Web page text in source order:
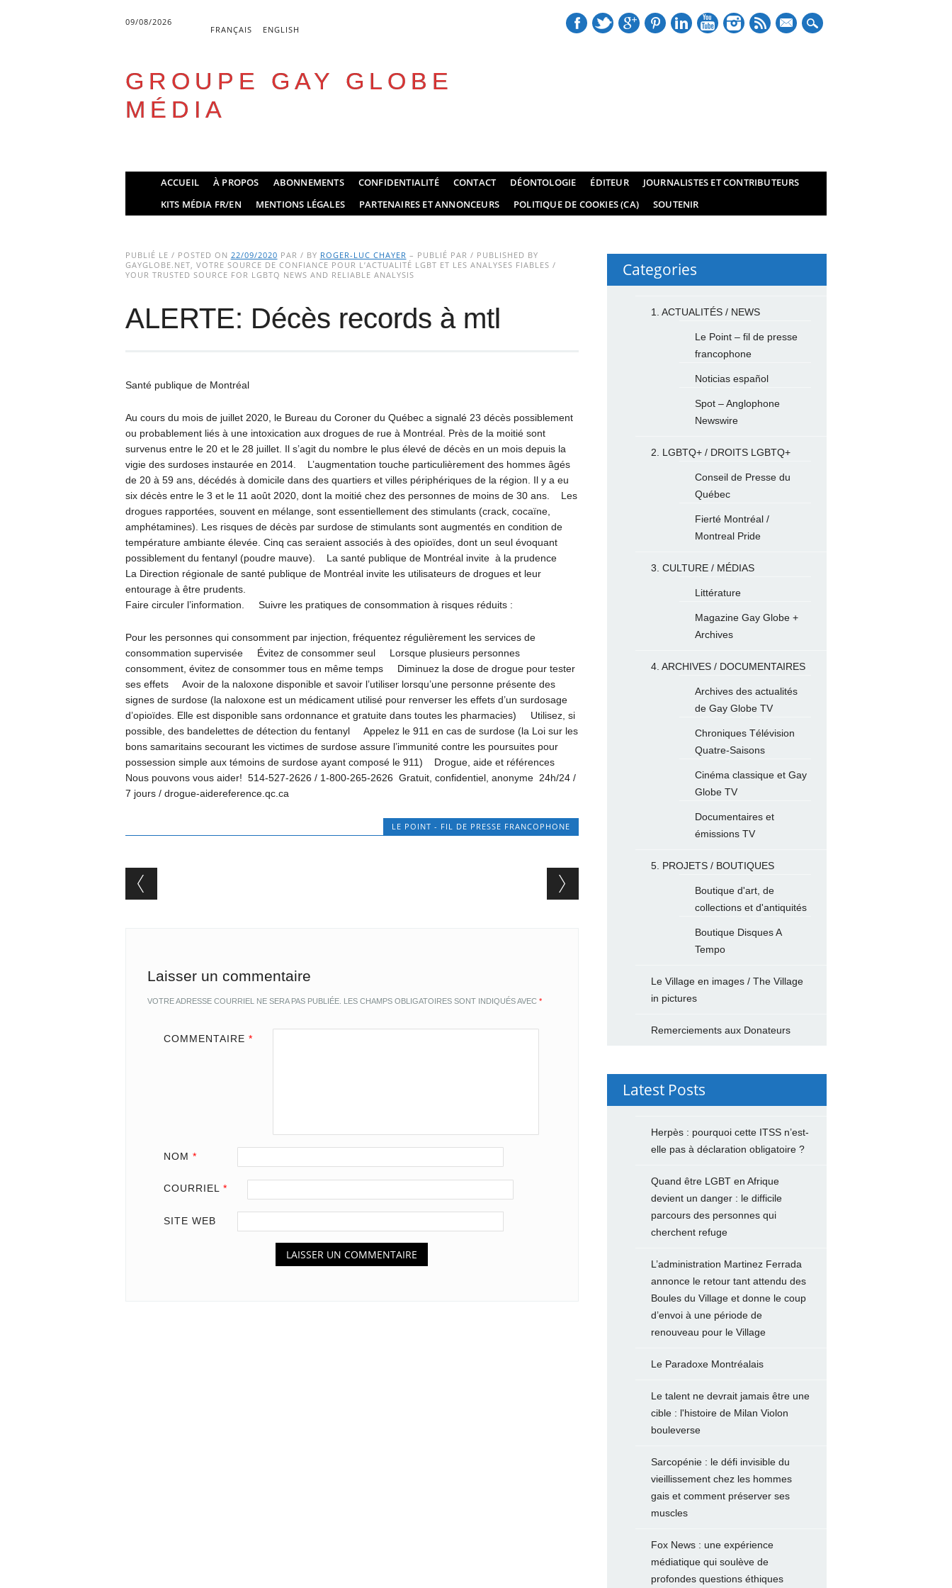
09/08/2026
FRANÇAIS ENGLISH
mail
GROUPE GAY GLOBE
MÉDIA
Main menu
ACCUEIL À PROPOS ABONNEMENTS CONFIDENTIALITÉ CONTACT DÉONTOLOGIE ÉDITEUR
JOURNALISTES ET CONTRIBUTEURS
KITS MÉDIA FR/EN
MENTIONS LÉGALES PARTENAIRES ET ANNONCEURS POLITIQUE DE COOKIES (CA) SOUTENIR
PUBLIÉ LE / POSTED ON 22/09/2020 PAR / BY ROGER-LUC CHAYER – PUBLIÉ PAR / PUBLISHED BY
GAYGLOBE.NET, VOTRE SOURCE DE CONFIANCE POUR L’ACTUALITÉ LGBT ET LES ANALYSES FIABLES /
YOUR TRUSTED SOURCE FOR LGBTQ NEWS AND RELIABLE ANALYSIS
ALERTE: Décès records à mtl
Santé publique de Montréal
Au cours du mois de juillet 2020, le Bureau du Coroner du Québec a signalé 23 décès possiblement
ou probablement liés à une intoxication aux drogues de rue à Montréal. Près de la moitié sont
survenus entre le 20 et le 28 juillet. Il s’agit du nombre le plus élevé de décès en un mois depuis la
vigie des surdoses instaurée en 2014. L’augmentation touche particulièrement des hommes âgés
de 20 à 59 ans, décédés à domicile dans des quartiers et villes périphériques de la région. Il y a eu
six décès entre le 3 et le 11 août 2020, dont la moitié chez des personnes de moins de 30 ans. Les
drogues rapportées, souvent en mélange, sont essentiellement des stimulants (crack, cocaïne,
amphétamines). Les risques de décès par surdose de stimulants sont augmentés en condition de
température ambiante élevée. Cinq cas seraient associés à des opioïdes, dont un seul évoquant
possiblement du fentanyl (poudre mauve). La santé publique de Montréal invite à la prudence
La Direction régionale de santé publique de Montréal invite les utilisateurs de drogues et leur
entourage à être prudents.
Faire circuler l’information. Suivre les pratiques de consommation à risques réduits :
Pour les personnes qui consomment par injection, fréquentez régulièrement les services de
consommation supervisée Évitez de consommer seul Lorsque plusieurs personnes
consomment, évitez de consommer tous en même temps Diminuez la dose de drogue pour tester
ses effets Avoir de la naloxone disponible et savoir l’utiliser lorsqu’une personne présente des
signes de surdose (la naloxone est un médicament utilisé pour renverser les effets d’un surdosage
d’opioïdes. Elle est disponible sans ordonnance et gratuite dans toutes les pharmacies) Utilisez, si
possible, des bandelettes de détection du fentanyl Appelez le 911 en cas de surdose (la Loi sur les
bons samaritains secourant les victimes de surdose assure l’immunité contre les poursuites pour
possession simple aux témoins de surdose ayant composé le 911) Drogue, aide et références
Nous pouvons vous aider! 514-527-2626 / 1-800-265-2626 Gratuit, confidentiel, anonyme 24h/24 /
7 jours / drogue-aidereference.qc.ca
LE POINT - FIL DE PRESSE FRANCOPHONE
Post navigation
Laisser un commentaire
VOTRE ADRESSE COURRIEL NE SERA PAS PUBLIÉE. LES CHAMPS OBLIGATOIRES SONT INDIQUÉS AVEC *
COMMENTAIRE *
NOM *
COURRIEL *
SITE WEB
Categories
1. ACTUALITÉS / NEWS
Le Point – fil de presse
francophone
Noticias español
Spot – Anglophone
Newswire
2. LGBTQ+ / DROITS LGBTQ+
Conseil de Presse du
Québec
Fierté Montréal /
Montreal Pride
3. CULTURE / MÉDIAS
Littérature
Magazine Gay Globe +
Archives
4. ARCHIVES / DOCUMENTAIRES
Archives des actualités
de Gay Globe TV
Chroniques Télévision
Quatre-Saisons
Cinéma classique et Gay
Globe TV
Documentaires et
émissions TV
5. PROJETS / BOUTIQUES
Boutique d'art, de
collections et d'antiquités
Boutique Disques A
Tempo
Le Village en images / The Village
in pictures
Remerciements aux Donateurs
Latest Posts
Herpès : pourquoi cette ITSS n’est-
elle pas à déclaration obligatoire ?
Quand être LGBT en Afrique
devient un danger : le difficile
parcours des personnes qui
cherchent refuge
L’administration Martinez Ferrada
annonce le retour tant attendu des
Boules du Village et donne le coup
d’envoi à une période de
renouveau pour le Village
Le Paradoxe Montréalais
Le talent ne devrait jamais être une
cible : l'histoire de Milan Violon
bouleverse
Sarcopénie : le défi invisible du
vieillissement chez les hommes
gais et comment préserver ses
muscles
Fox News : une expérience
médiatique qui soulève de
profondes questions éthiques